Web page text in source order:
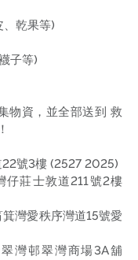
、乾果等)
子等)
物資，並全部送到 救
22號3樓 (2527 2025)
莊士敦道211號2樓
灣愛秩序灣道15號愛
灣邨翠灣商場3A舖